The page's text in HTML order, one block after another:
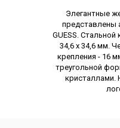
Описание
Элегантные
представлены
GUESS. Стальной
34,6 х 34,6 мм.
крепления - 16
треугольной
кристаллами.